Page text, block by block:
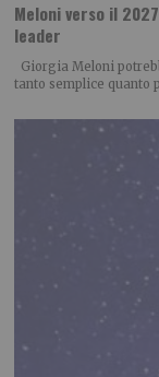
Meloni verso il
leader
Giorgia Meloni
tanto semplice quanto